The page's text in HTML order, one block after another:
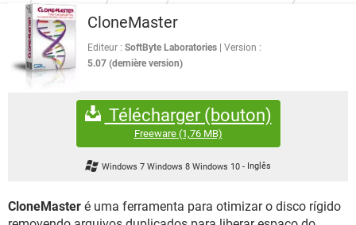
OUTLOOK
INSTAGRAM GMAIL
GUIA DE COMPRAS
JOGOS
CELULAR
OUTLOOK
GUIA DE COMPRAS
DOWNLOADS
JOGOS WHATSAPP
CELULAR
EXCEL
GMAIL
FÓRUM
FACEBOOK
EXCEL
GMAIL
WHATSAPP
INSTAGRAM GMAIL
CloneMaster
Editeur : SoftByte Laboratories
Version :
5.07 (dernière version)
Télécharger (bouton)
Freeware(1,76 MB)
Windows 7 Windows 8 Windows 10 - Inglês
CloneMaster é uma ferramenta para otimizar o disco rígido